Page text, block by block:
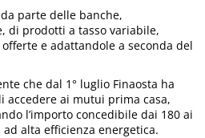
parte delle banche,
di prodotti a tasso variabile,
e adattandole a seconda del
che dal 1° luglio Finaosta ha
ai mutui prima casa,
l’importo concedibile dai 180 ai
alta efficienza energetica.